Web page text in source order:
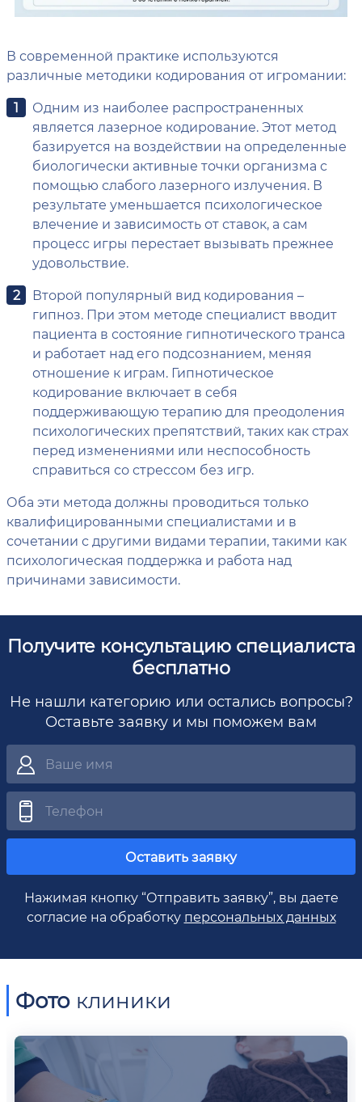
В современной практике используются
различные методики кодирования от игромании:
Одним из наиболее распространенных
является лазерное кодирование. Этот метод
базируется на воздействии на определенные
биологически активные точки организма с
помощью слабого лазерного излучения. В
результате уменьшается психологическое
влечение и зависимость от ставок, а сам
процесс игры перестает вызывать прежнее
удовольствие.
Второй популярный вид кодирования –
гипноз. При этом методе специалист вводит
пациента в состояние гипнотического транса
и работает над его подсознанием, меняя
отношение к играм. Гипнотическое
кодирование включает в себя
поддерживающую терапию для преодоления
психологических препятствий, таких как страх
перед изменениями или неспособность
справиться со стрессом без игр.
Оба эти метода должны проводиться только
квалифицированными специалистами и в
сочетании с другими видами терапии, такими как
психологическая поддержка и работа над
причинами зависимости.
Получите консультацию специалиста
бесплатно
Не нашли категорию или остались вопросы?
Оставьте заявку и мы поможем вам
Оставить заявку
Нажимая кнопку “Отправить заявку”, вы даете
согласие на обработку персональных данных
Фото клиники